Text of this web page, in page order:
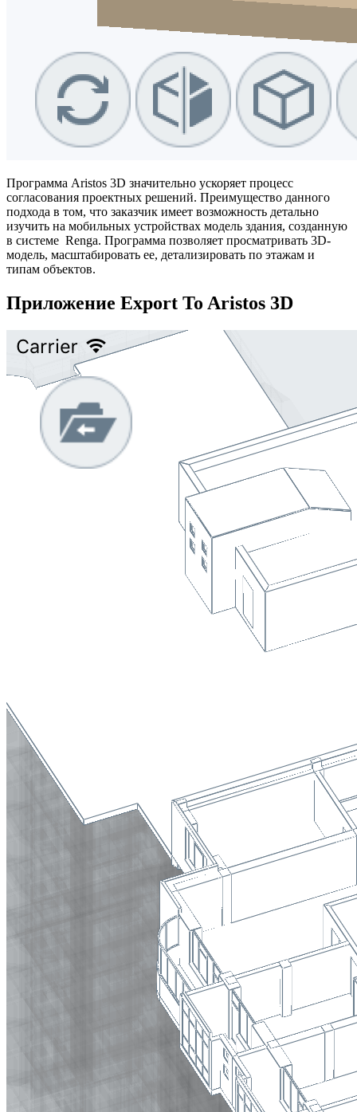
Программа Aristos 3D значительно ускоряет процесс
согласования проектных решений. Преимущество данного
подхода в том, что заказчик имеет возможность детально
изучить на мобильных устройствах модель здания, созданную
в системе Renga. Программа позволяет просматривать 3D-
модель, масштабировать ее, детализировать по этажам и
типам объектов.
Приложение Export To Aristos 3D